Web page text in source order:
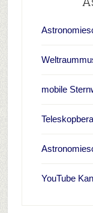
mobile
YouTube